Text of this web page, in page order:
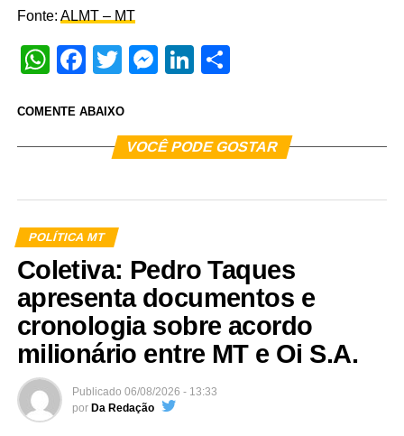
Fonte: ALMT – MT
WhatsApp
Facebook
TwitterMessenger
LinkedIn
COMENTE ABAIXO
VOCÊ PODE GOSTAR
POLÍTICA MT
Coletiva: Pedro Taques
apresenta documentos e
cronologia sobre acordo
milionário entre MT e Oi S.A.
Publicado 06/08/2026 - 13:33
por Da Redação